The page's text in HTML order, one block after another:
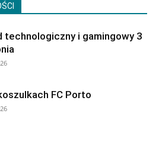
technologiczny i gamingowy 3
FC Porto